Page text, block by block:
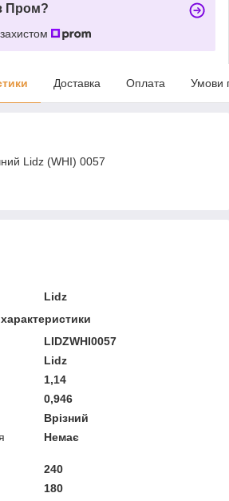
Пром?
Доставка Оплата Умови
Lidz (WHI) 0057
Lidz
LIDZWHI0057
Lidz
1,14
0,946
Врізний
Немає
240
180